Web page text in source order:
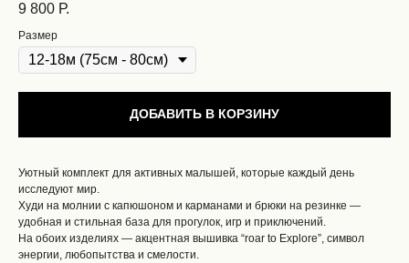
9 800 Р.
Размер
ДОБАВИТЬ В КОРЗИНУ
Уютный комплект для активных малышей, которые каждый день
исследуют мир.
Худи на молнии с капюшоном и карманами и брюки на резинке —
удобная и стильная база для прогулок, игр и приключений.
На обоих изделиях — акцентная вышивка “roar to Explore”, символ
энергии, любопытства и смелости.